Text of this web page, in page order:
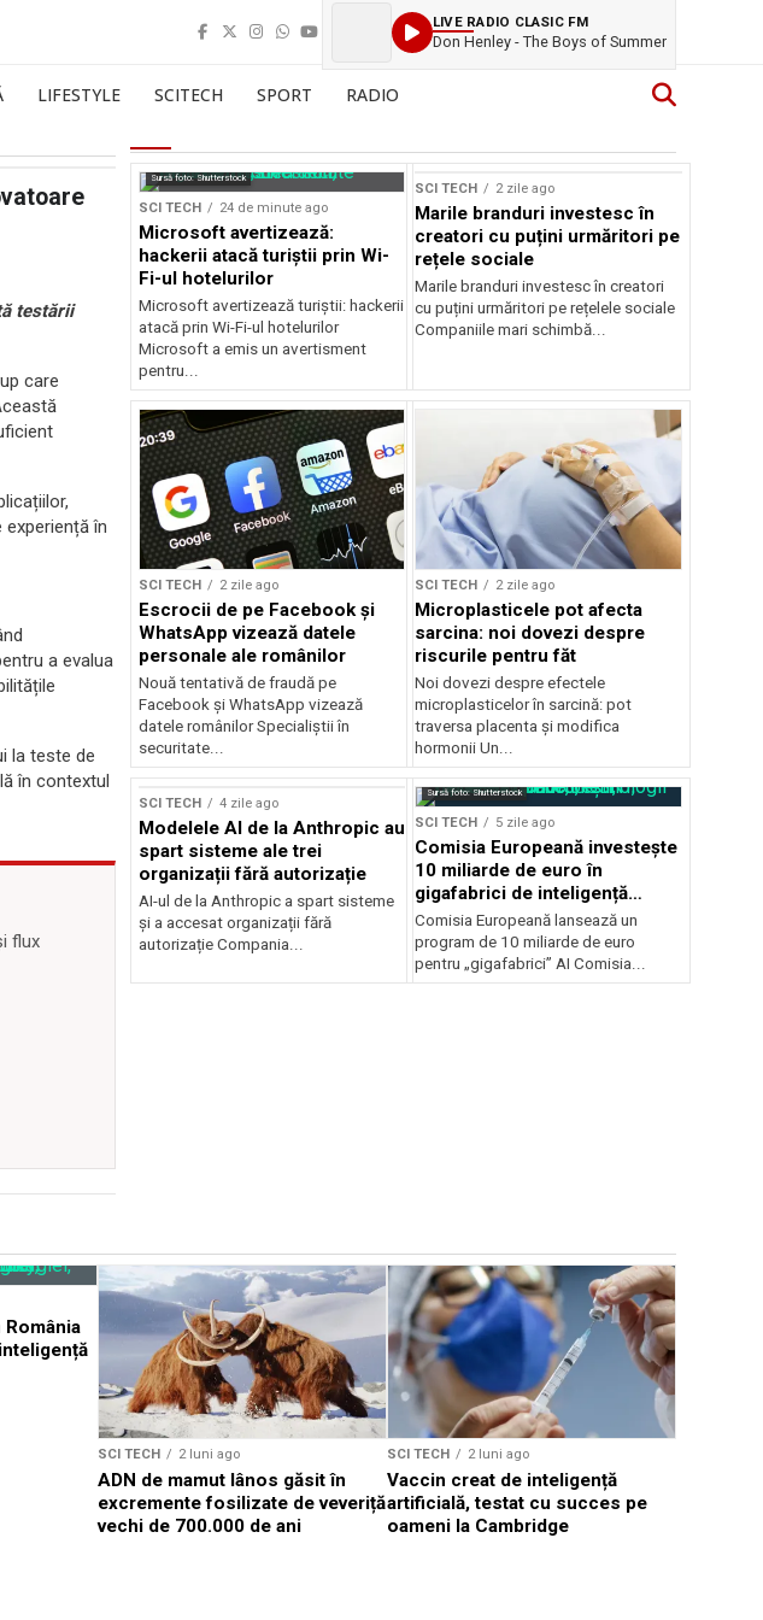
LIVE RADIO CLASIC FM
Don Henley - The Boys of Summer
LIFESTYLE SCITECH SPORT RADIO
testării
care
în
a evalua
la teste de
în contextul
flux
Sursă foto: Shutterstock
SCI TECH 24 de minute ago
Microsoft avertizează:
hackerii atacă turiștii prin Wi-
Fi-ul hotelurilor
Microsoft avertizează turiștii: hackerii
atacă prin Wi-Fi-ul hotelurilor
Microsoft a emis un avertisment
pentru...
SCI TECH 2 zile ago
Marile branduri investesc în
creatori cu puțini urmăritori pe
rețele sociale
Marile branduri investesc în creatori
cu puțini urmăritori pe rețelele sociale
Companiile mari schimbă...
SCI TECH 2 zile ago
Escrocii de pe Facebook și
WhatsApp vizează datele
personale ale românilor
Nouă tentativă de fraudă pe
Facebook și WhatsApp vizează
datele românilor Specialiștii în
securitate...
SCI TECH 2 zile ago
Microplasticele pot afecta
sarcina: noi dovezi despre
riscurile pentru făt
Noi dovezi despre efectele
microplasticelor în sarcină: pot
traversa placenta și modifica
hormonii Un...
SCI TECH 4 zile ago
Modelele AI de la Anthropic au
spart sisteme ale trei
organizații fără autorizație
AI-ul de la Anthropic a spart sisteme
și a accesat organizații fără
autorizație Compania...
Sursă foto: Shutterstock
SCI TECH 5 zile ago
Comisia Europeană investește
10 miliarde de euro în
gigafabrici de inteligență
artificială
Comisia Europeană lansează un
program de 10 miliarde de euro
pentru „gigafabrici” AI Comisia...
SCI TECH 2 luni ago
ADN de mamut lânos găsit în
excremente fosilizate de veveriță
vechi de 700.000 de ani
SCI TECH 2 luni ago
Vaccin creat de inteligență
artificială, testat cu succes pe
oameni la Cambridge